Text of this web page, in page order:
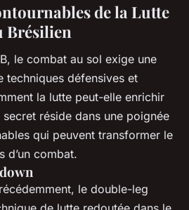
de la Lutte
Brésilien
le combat au sol exige une
techniques défensives et
la lutte peut-elle enrichir
réside dans une poignée
qui peuvent transformer le
d’un combat.
le double-leg